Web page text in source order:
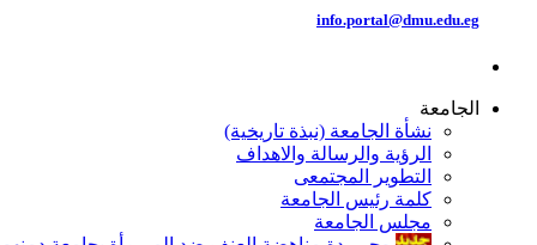
info.portal@dmu.edu.eg
الجامعة
نشأة الجامعة (نبذة تاريخية)
الرؤية والرسالة والاهداف
التطوير المجتمعى
كلمة رئيس الجامعة
مجلس الجامعة